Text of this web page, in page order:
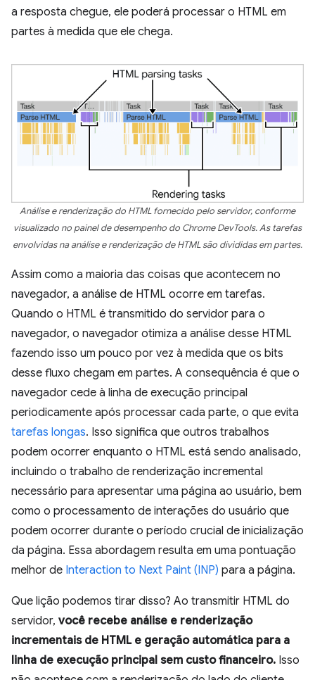
a resposta chegue, ele poderá processar o HTML em
partes à medida que ele chega.
Análise e renderização do HTML fornecido pelo servidor, conforme
visualizado no painel de desempenho do Chrome DevTools. As tarefas
envolvidas na análise e renderização de HTML são divididas em partes.
Assim como a maioria das coisas que acontecem no
navegador, a análise de HTML ocorre em tarefas.
Quando o HTML é transmitido do servidor para o
navegador, o navegador otimiza a análise desse HTML
fazendo isso um pouco por vez à medida que os bits
desse fluxo chegam em partes. A consequência é que o
navegador cede à linha de execução principal
periodicamente após processar cada parte, o que evita
tarefas longas. Isso significa que outros trabalhos
podem ocorrer enquanto o HTML está sendo analisado,
incluindo o trabalho de renderização incremental
necessário para apresentar uma página ao usuário, bem
como o processamento de interações do usuário que
podem ocorrer durante o período crucial de inicialização
da página. Essa abordagem resulta em uma pontuação
melhor de Interaction to Next Paint (INP) para a página.
Que lição podemos tirar disso? Ao transmitir HTML do
servidor, você recebe análise e renderização
incrementais de HTML e geração automática para a
linha de execução principal sem custo financeiro. Isso